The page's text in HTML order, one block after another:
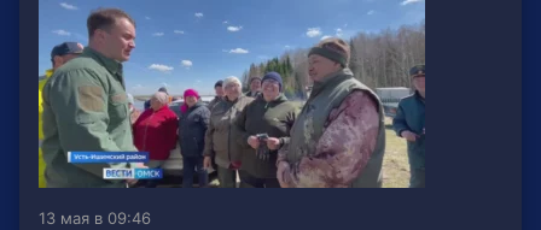
13 мая в 09:46